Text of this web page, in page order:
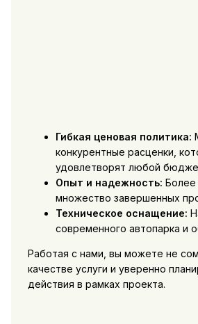
Гибкая ценовая политика:
конкурентные расценки,
удовлетворят любой
Опыт и надежность: Более
множество завершенных
Техническое оснащение:
современного автопарка и
Работая с нами, вы можете не
качестве услуги и уверенно
действия в рамках проекта.